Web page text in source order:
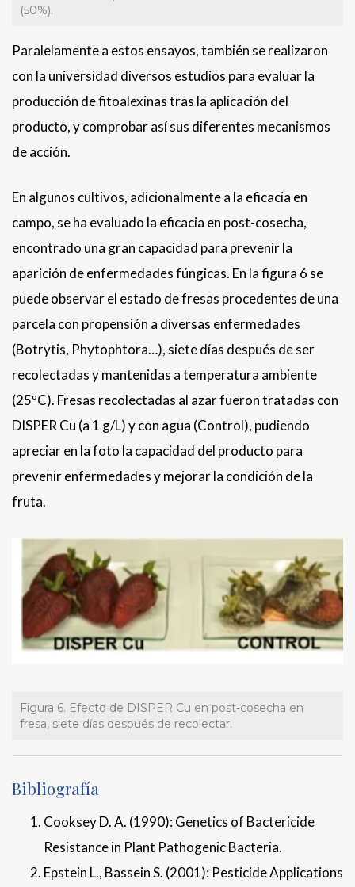
(50%).
Paralelamente a estos ensayos, también se realizaron
con la universidad diversos estudios para evaluar la
producción de fitoalexinas tras la aplicación del
producto, y comprobar así sus diferentes mecanismos
de acción.
En algunos cultivos, adicionalmente a la eficacia en
campo, se ha evaluado la eficacia en post-cosecha,
encontrado una gran capacidad para prevenir la
aparición de enfermedades fúngicas. En la figura 6 se
puede observar el estado de fresas procedentes de una
parcela con propensión a diversas enfermedades
(Botrytis, Phytophtora…), siete días después de ser
recolectadas y mantenidas a temperatura ambiente
(25ºC). Fresas recolectadas al azar fueron tratadas con
DISPER Cu (a 1 g/L) y con agua (Control), pudiendo
apreciar en la foto la capacidad del producto para
prevenir enfermedades y mejorar la condición de la
fruta.
Figura 6. Efecto de DISPER Cu en post-cosecha en
fresa, siete días después de recolectar.
Bibliografía
Cooksey D. A. (1990): Genetics of Bactericide
Resistance in Plant Pathogenic Bacteria.
Epstein L., Bassein S. (2001): Pesticide Applications